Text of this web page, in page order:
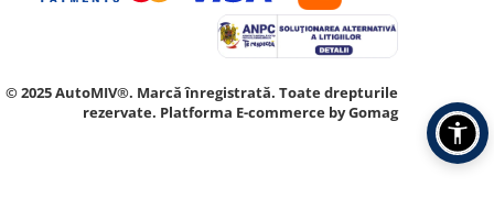
© 2025 AutoMIV®. Marcă înregistrată. Toate drepturile
rezervate. Platforma E-commerce by Gomag